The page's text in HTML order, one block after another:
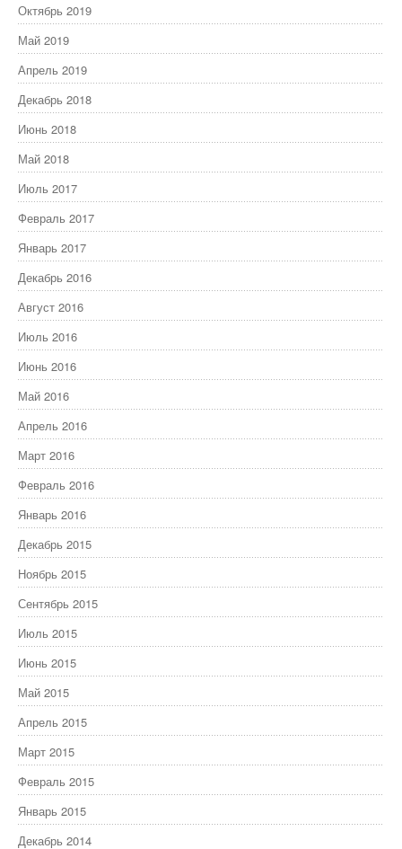
Октябрь 2019
Май 2019
Апрель 2019
Декабрь 2018
Июнь 2018
Май 2018
Июль 2017
Февраль 2017
Январь 2017
Декабрь 2016
Август 2016
Июль 2016
Июнь 2016
Май 2016
Апрель 2016
Март 2016
Февраль 2016
Январь 2016
Декабрь 2015
Ноябрь 2015
Сентябрь 2015
Июль 2015
Июнь 2015
Май 2015
Апрель 2015
Март 2015
Февраль 2015
Январь 2015
Декабрь 2014